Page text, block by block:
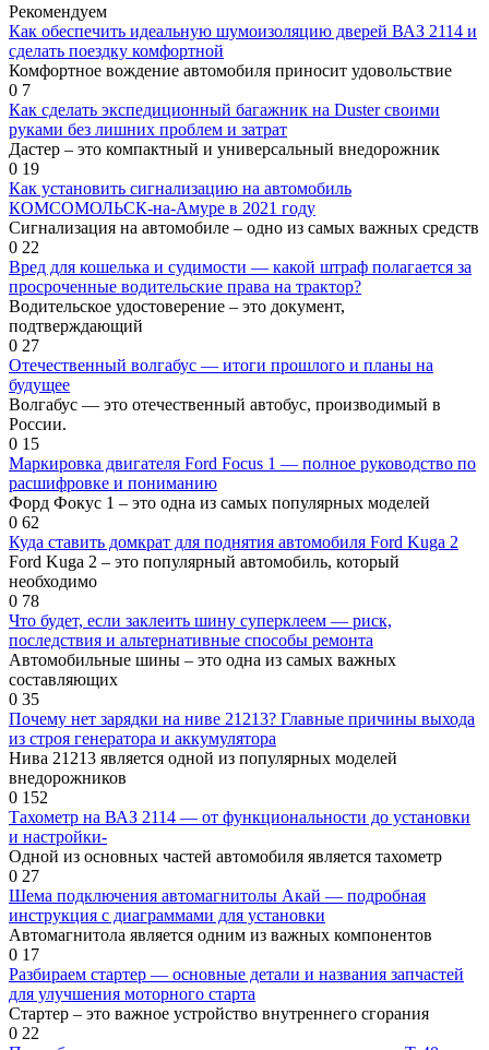
Рекомендуем
Как обеспечить идеальную шумоизоляцию дверей ВАЗ 2114 и
сделать поездку комфортной
Комфортное вождение автомобиля приносит удовольствие
0 7
Как сделать экспедиционный багажник на Duster своими
руками без лишних проблем и затрат
Дастер – это компактный и универсальный внедорожник
0 19
Как установить сигнализацию на автомобиль
КОМСОМОЛЬСК-на-Амуре в 2021 году
Сигнализация на автомобиле – одно из самых важных средств
0 22
Вред для кошелька и судимости — какой штраф полагается за
просроченные водительские права на трактор?
Водительское удостоверение – это документ,
подтверждающий
0 27
Отечественный волгабус — итоги прошлого и планы на
будущее
Волгабус — это отечественный автобус, производимый в
России.
0 15
Маркировка двигателя Ford Focus 1 — полное руководство по
расшифровке и пониманию
Форд Фокус 1 – это одна из самых популярных моделей
0 62
Куда ставить домкрат для поднятия автомобиля Ford Kuga 2
Ford Kuga 2 – это популярный автомобиль, который
необходимо
0 78
Что будет, если заклеить шину суперклеем — риск,
последствия и альтернативные способы ремонта
Автомобильные шины – это одна из самых важных
составляющих
0 35
Почему нет зарядки на ниве 21213? Главные причины выхода
из строя генератора и аккумулятора
Нива 21213 является одной из популярных моделей
внедорожников
0 152
Тахометр на ВАЗ 2114 — от функциональности до установки
и настройки-
Одной из основных частей автомобиля является тахометр
0 27
Шема подключения автомагнитолы Акай — подробная
инструкция с диаграммами для установки
Автомагнитола является одним из важных компонентов
0 17
Разбираем стартер — основные детали и названия запчастей
для улучшения моторного старта
Стартер – это важное устройство внутреннего сгорания
0 22